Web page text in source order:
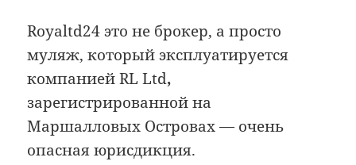
Royaltd24 это не брокер, а просто
муляж, который эксплуатируется
компанией RL Ltd,
зарегистрированной на
Маршалловых Островах — очень
опасная юрисдикция.